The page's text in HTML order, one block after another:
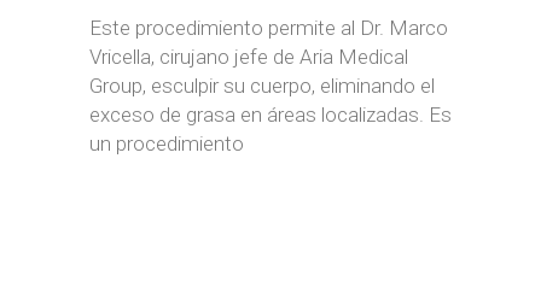
Este procedimiento permite al Dr. Marco
Vricella, cirujano jefe de Aria Medical
Group, esculpir su cuerpo, eliminando el
exceso de grasa en áreas localizadas. Es
un procedimiento